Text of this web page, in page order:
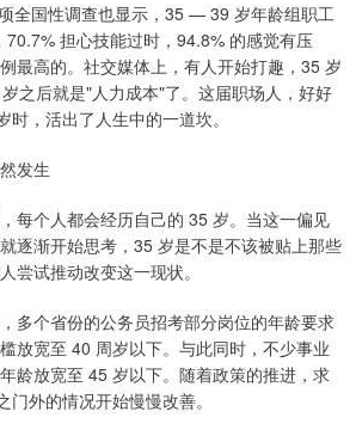
全国性调查也显示，35 — 39 岁年龄组职工
担心技能过时，94.8% 的感觉有压
最高的。社交媒体上，有人开始打趣，35 岁
之后就是"人力成本"了。这届职场人，好好
，活出了人生中的一道坎。
发生
每个人都会经历自己的 35 岁。当这一偏见
逐渐开始思考，35 岁是不是不该被贴上那些
尝试推动改变这一现状。
多个省份的公务员招考部分岗位的年龄要求
放宽至 40 周岁以下。与此同时，不少事业
龄放宽至 45 岁以下。随着政策的推进，求
外的情况开始慢慢改善。